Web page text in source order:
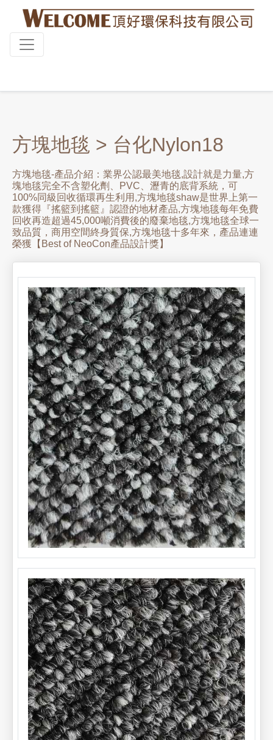
方塊地毯 > 台化Nylon18
方塊地毯-產品介紹：業界公認最美地毯,設計就是力量,方
塊地毯完全不含塑化劑、PVC、瀝青的底背系統，可
100%同級回收循環再生利用,方塊地毯shaw是世界上第一
款獲得『搖籃到搖籃』認證的地材產品,方塊地毯每年免費
回收再造超過45,000噸消費後的廢棄地毯,方塊地毯全球一
致品質，商用空間終身質保,方塊地毯十多年來，產品連連
榮獲【Best of NeoCon產品設計獎】